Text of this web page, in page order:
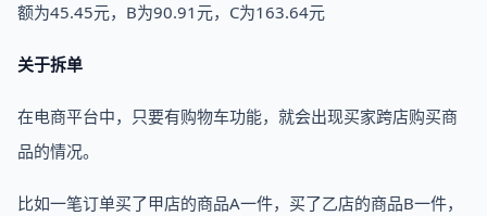
额为45.45元，B为90.91元，C为163.64元
关于拆单
在电商平台中，只要有购物车功能，就会出现买家跨店购买商
品的情况。
比如一笔订单买了甲店的商品A一件，买了乙店的商品B一件，